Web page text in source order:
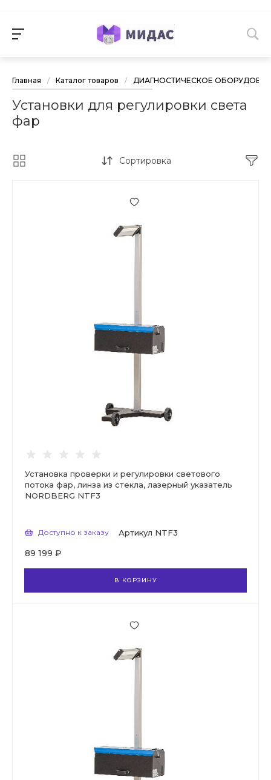
Главная / Каталог товаров / ДИАГНОСТИЧЕСКОЕ
Установки для регулировки света
фар
Сортировка
Установка проверки и регулировки светового
потока фар, линза из стекла, лазерный указатель
NORDBERG NTF3
Доступно к заказу Артикул NTF3
89 199 ₽
В КОРЗИНУ